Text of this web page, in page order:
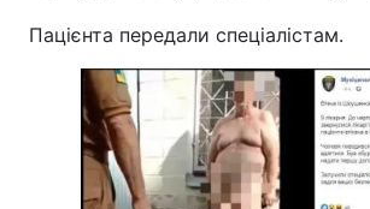
Пацієнта передали спеціалістам.